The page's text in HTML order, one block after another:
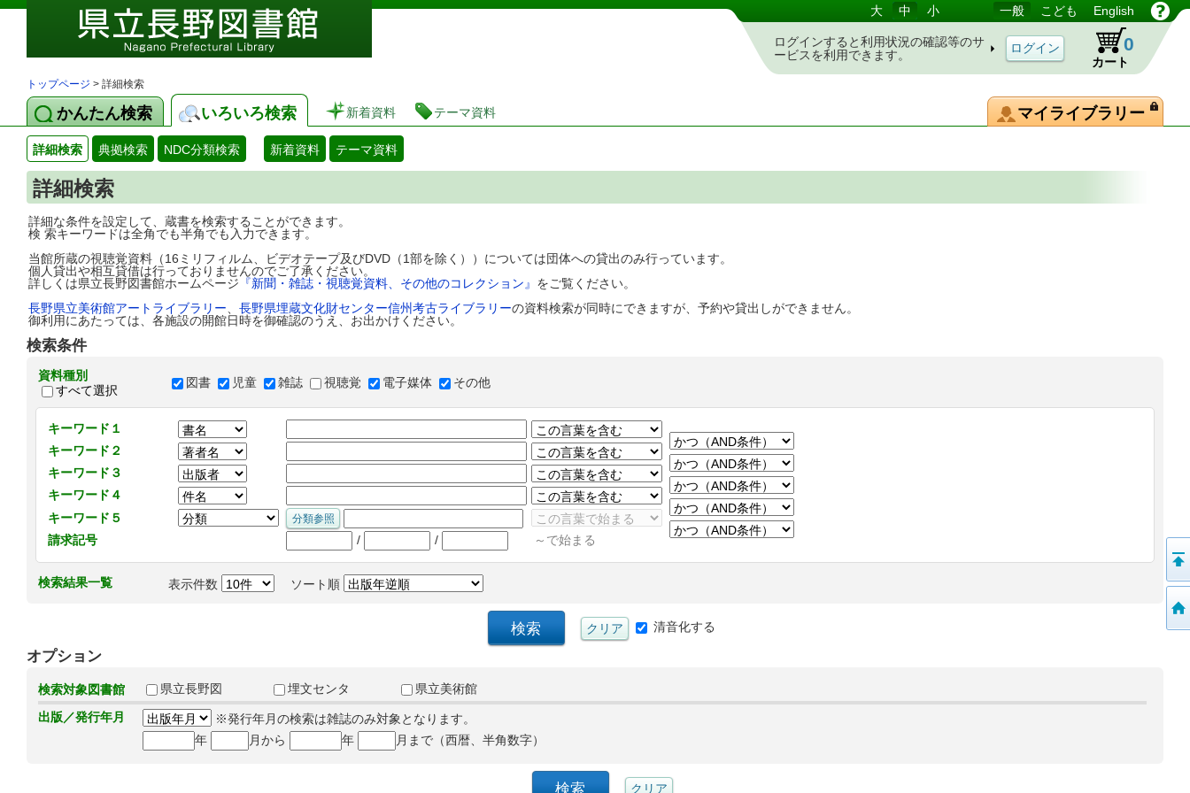
図書館 蔵書検索・予約システム 大 中 小 一般 こども English
ログインすると利用状況の確認等のサ
ービスを利用できます。
カート
0
トップページ > 詳細検索
かんたん検索 いろいろ検索 新着資料 テーマ資料 マイライブラリー
詳細検索 典拠検索 NDC分類検索 新着資料 テーマ資料
詳細検索
詳細な条件を設定して、蔵書を検索することができます。
検 索キーワードは全角でも半角でも入力できます。
当館所蔵の視聴覚資料（16ミリフィルム、ビデオテープ及びDVD（1部を除く））については団体への貸出のみ行っています。
個人貸出や相互貸借は行っておりませんのでご了承ください。
詳しくは県立長野図書館ホームページ 『新聞・雑誌・視聴覚資料、その他のコレクション』 をご覧ください。
長野県立美術館アートライブラリー
長野県埋蔵文化財センター信州考古ライブラリーの資料検索が同時にできますが、予約や貸出しができません。
御利用にあたっては、各施設の開館日時を御確認のうえ、お出かけください。
検索条件
資料種別
すべて選択
図書 児童 雑誌 視聴覚 電子媒体 その他
キーワード１
キーワード２
キーワード３
キーワード４
キーワード５
請求記号
/ / ～で始まる
検索結果一覧 表示件数 ソート順
清音化する
オプション
検索対象図書館 県立長野図 埋文センタ
県立美術館
出版／発行年月
※発行年月の検索は雑誌のみ対象となります。
年
月から 年 月まで（西暦、半角数字）